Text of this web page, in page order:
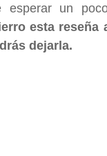
esperar un
esta reseña
dejarla.